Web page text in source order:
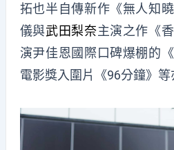
拓也半自傳新作《無人知
儀與武田梨奈主演之作《
演尹佳恩國際口碑爆棚的
電影獎入圍片《96分鐘》等